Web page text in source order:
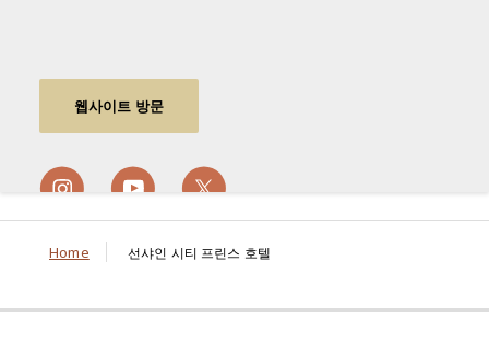
웹사이트 방문
Home 선샤인 시티 프린스 호텔